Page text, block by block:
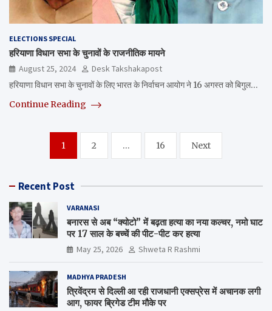
ELECTIONS SPECIAL
हरियाणा विधान सभा के चुनावों के राजनीतिक मायने
August 25, 2024
Desk Takshakapost
हरियाणा विधान सभा के चुनावों के लिए भारत के निर्वाचन आयोग ने 16 अगस्त को बिगुल…
Continue Reading
navigation
1 2 … 16 Next
Recent Post
VARANASI
बनारस से अब “क्योटो” में बढ़ता हत्या का नया कल्चर, नमो घाट
पर 17 साल के बच्चें की पीट-पीट कर हत्या
May 25, 2026 Shweta R Rashmi
MADHYA PRADESH
त्रिवेंद्रम से दिल्ली आ रही राजधानी एक्सप्रेस में अचानक लगी
आग, फायर ब्रिगेड टीम मौके पर